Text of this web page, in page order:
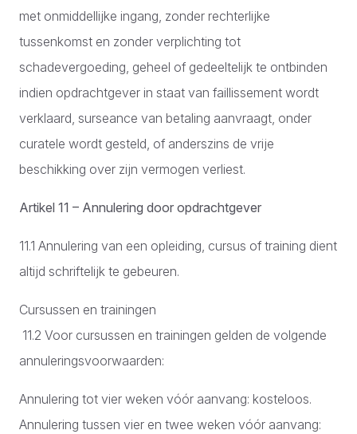
met onmiddellijke ingang, zonder rechterlijke
tussenkomst en zonder verplichting tot
schadevergoeding, geheel of gedeeltelijk te ontbinden
indien opdrachtgever in staat van faillissement wordt
verklaard, surseance van betaling aanvraagt, onder
curatele wordt gesteld, of anderszins de vrije
beschikking over zijn vermogen verliest.
Artikel 11 – Annulering door opdrachtgever
11.1 Annulering van een opleiding, cursus of training dient
altijd schriftelijk te gebeuren.
Cursussen en trainingen
11.2 Voor cursussen en trainingen gelden de volgende
annuleringsvoorwaarden:
Annulering tot vier weken vóór aanvang: kosteloos.
Annulering tussen vier en twee weken vóór aanvang: